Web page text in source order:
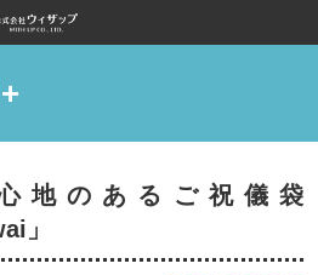
地のあるご祝儀袋
」